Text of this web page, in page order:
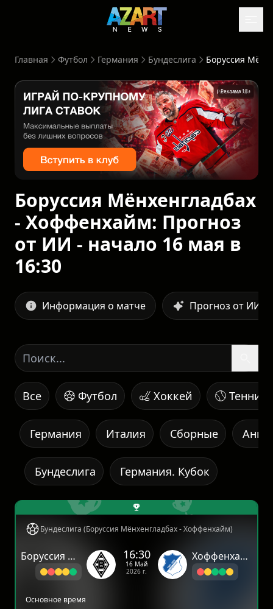
Главная Футбол Германия Бундеслига
Реклама 18+
Боруссия Мёнхенгладбах
- Хоффенхайм: Прогноз
от ИИ - начало 16 мая в
16:30
Информация о матче Прогноз от ИИ
Все Футбол Хоккей Теннис
Италия Сборные
Германия
Бундеслига Германия. Кубок
Бундеслига (Боруссия Мёнхенгладбах - Хоффенхайм)
Боруссия Мёнхенгладбах 16:30
16 Май
2026 г.
Хоффенхайм
Основное время